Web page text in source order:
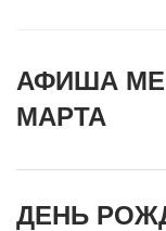
АФИША
МАРТА
ДЕНЬ